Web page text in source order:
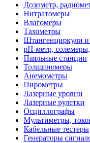
Дозиметр,
Нитратомеры
Влагомеры
Тахометры
Штангенциркули
pH-метр,
Паяльные станции
Толщиномеры
Анемометры
Пирометры
Лазерные уровни
Лазерные рулетки
Осциллографы
Мультиметры,
Кабельные тестеры
Генераторы